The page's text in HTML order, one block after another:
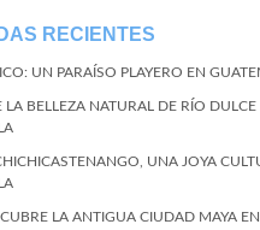
RECIENTES
UN PARAÍSO PLAYERO EN
LA BELLEZA NATURAL DE RÍO DULCE
UNA JOYA
LA ANTIGUA CIUDAD MAYA EN